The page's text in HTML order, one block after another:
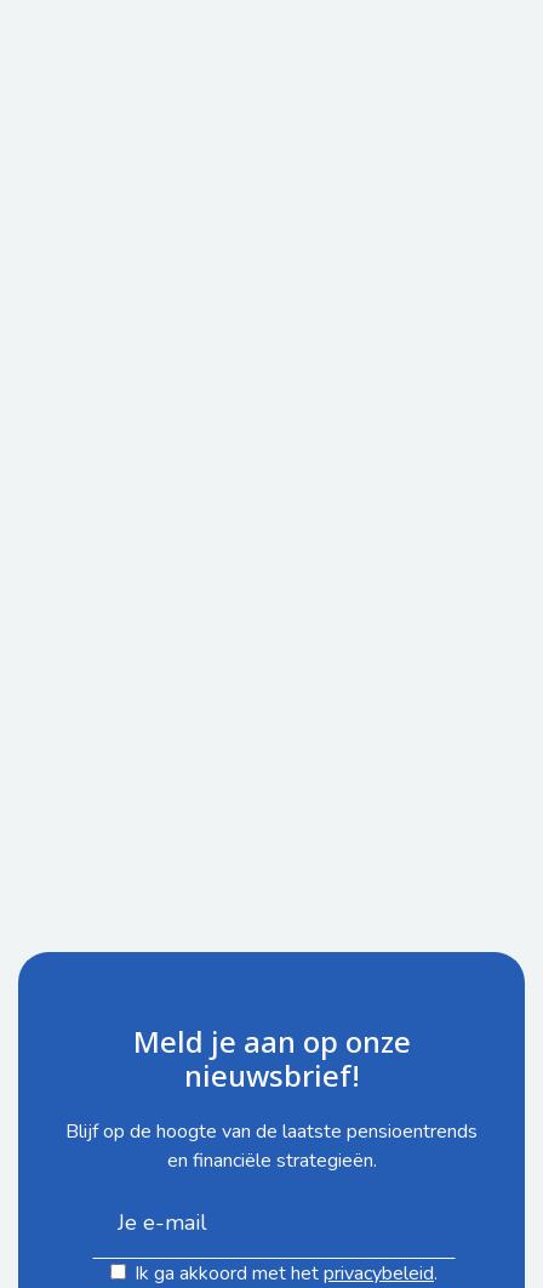
Meld je aan op onze
nieuwsbrief!
Blijf op de hoogte van de laatste pensioentrends
en financiële strategieën.
Ik ga akkoord met hetprivacybeleid.